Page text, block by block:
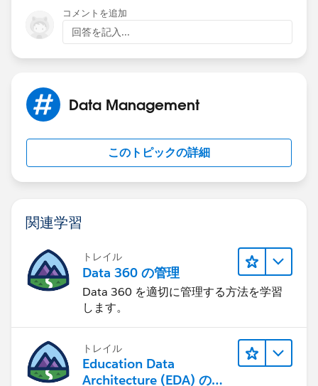
コメントを追加
回答を記入...
Data Management
このトピックの詳細
関連学習
トレイル
Data 360 の管理
Data 360 を適切に管理する方法を学習
します。
トレイル
Education Data
Architecture (EDA) の管